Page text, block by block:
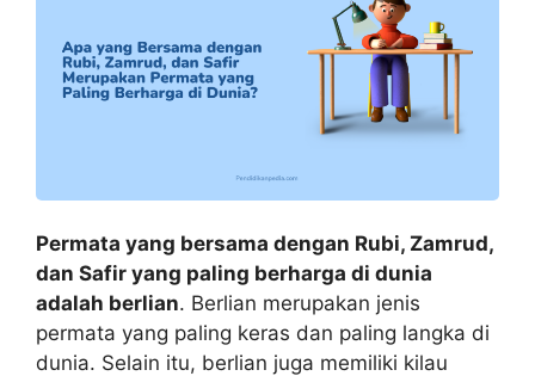
Permata yang bersama dengan Rubi, Zamrud,
dan Safir yang paling berharga di dunia
adalah berlian. Berlian merupakan jenis
permata yang paling keras dan paling langka di
dunia. Selain itu, berlian juga memiliki kilau